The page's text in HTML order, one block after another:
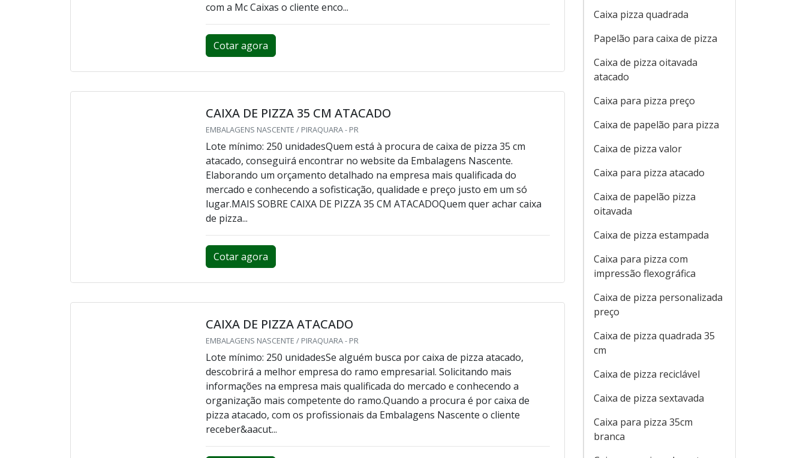
LOTE MÍNIMO: 50 UNIDADESQuem buscar por caixa de pizza atacado,
achará a Mc Caixas, melhor empresa do segmento. Ao comprar na
organização que mais se destaca no ramo, o cliente receberá um
atendimento de excelência e terá a garantia de adquirir produtos que
Cotar agora
CAIXA DE PIZZA 35 CM ATACADO
EMBALAGENS NASCENTE / PIRAQUARA - PR
Lote mínimo: 250 unidadesQuem está à procura de caixa de pizza 35 cm
atacado, conseguirá encontrar no website da Embalagens Nascente.
Elaborando um orçamento detalhado na empresa mais qualificada do
mercado e conhecendo a sofisticação, qualidade e preço justo em um só
Cotar agora
CAIXA DE PIZZA ATACADO
EMBALAGENS NASCENTE / PIRAQUARA - PR
Lote mínimo: 250 unidadesSe alguém busca por caixa de pizza atacado,
descobrirá a melhor empresa do ramo empresarial. Solicitando mais
Caixa pizza quadrada
Papelão para caixa de pizza
Caixa de pizza oitavada
atacado
Caixa para pizza preço
Caixa de papelão para pizza
Caixa de pizza valor
Caixa para pizza atacado
Caixa de papelão pizza
oitavada
Caixa de pizza estampada
Caixa para pizza com
impressão flexográfica
Caixa de pizza personalizada
preço
Caixa de pizza quadrada 35
cm
Caixa de pizza reciclável
Caixa de pizza sextavada
Caixa para pizza 35cm
branca